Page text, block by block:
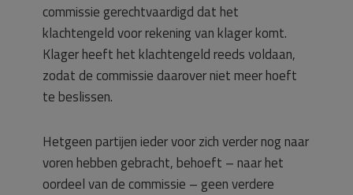
commissie gerechtvaardigd dat het
klachtengeld voor rekening van klager komt.
Klager heeft het klachtengeld reeds voldaan,
zodat de commissie daarover niet meer hoeft
te beslissen.
Hetgeen partijen ieder voor zich verder nog naar
voren hebben gebracht, behoeft – naar het
oordeel van de commissie – geen verdere